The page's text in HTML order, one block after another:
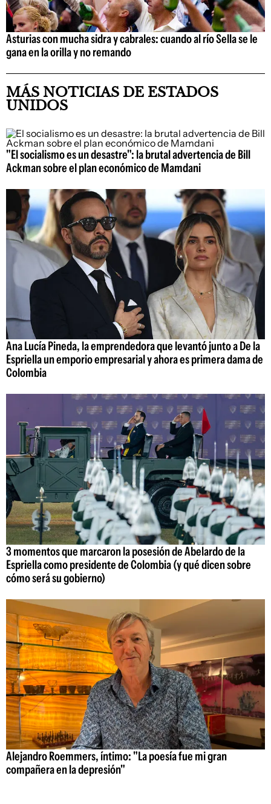
Asturias con mucha sidra y cabrales: cuando al río Sella se le
gana en la orilla y no remando
MÁS NOTICIAS DE ESTADOS
UNIDOS
"El socialismo es un desastre": la brutal advertencia de Bill
Ackman sobre el plan económico de Mamdani
Ana Lucía Pineda, la emprendedora que levantó junto a De la
Espriella un emporio empresarial y ahora es primera dama de
Colombia
3 momentos que marcaron la posesión de Abelardo de la
Espriella como presidente de Colombia (y qué dicen sobre
cómo será su gobierno)
Alejandro Roemmers, íntimo: "La poesía fue mi gran
compañera en la depresión"